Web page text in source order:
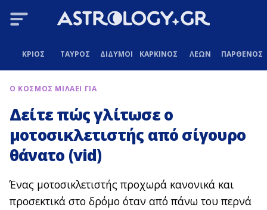
ΚΡΙΟΣ ΤΑΥΡΟΣ ΔΙΔΥΜΟΙ ΚΑΡΚΙΝΟΣ ΛΕΩΝ ΠΑΡΘΕΝΟΣ
Ο ΚΟΣΜΟΣ ΜΙΛΑΕΙ ΓΙΑ
Δείτε πώς γλίτωσε ο
μοτοσικλετιστής από σίγουρο
θάνατο (vid)
Ένας μοτοσικλετιστής προχωρά κανονικά και
προσεκτικά στο δρόμο όταν από πάνω του περνά